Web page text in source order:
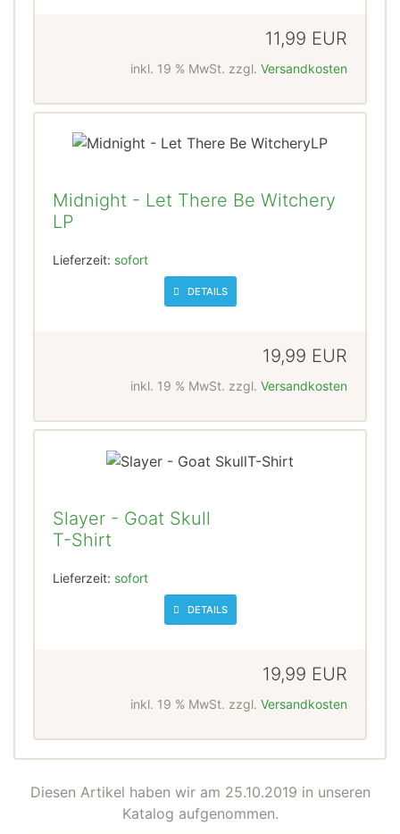
11,99 EUR
inkl. 19 % MwSt. zzgl. Versandkosten
Midnight - Let There Be Witchery
LP
Lieferzeit: sofort
DETAILS
19,99 EUR
inkl. 19 % MwSt. zzgl. Versandkosten
Slayer - Goat Skull
T-Shirt
Lieferzeit: sofort
DETAILS
19,99 EUR
inkl. 19 % MwSt. zzgl. Versandkosten
Diesen Artikel haben wir am 25.10.2019 in unseren
Katalog aufgenommen.